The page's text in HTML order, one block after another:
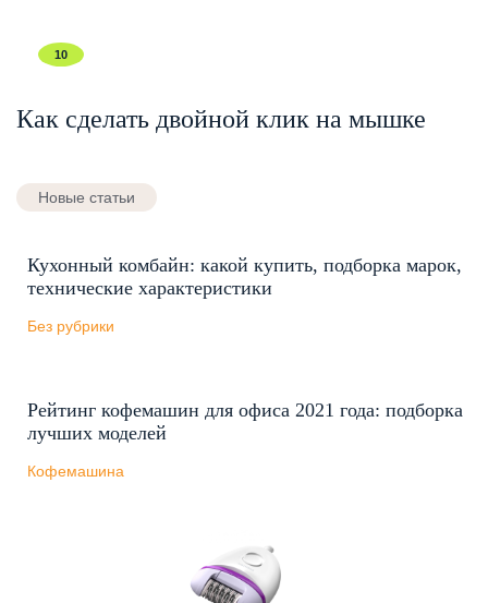
10
Как сделать двойной клик на мышке
Новые статьи
Кухонный комбайн: какой купить, подборка марок,
технические характеристики
Без рубрики
Рейтинг кофемашин для офиса 2021 года: подборка
лучших моделей
Кофемашина